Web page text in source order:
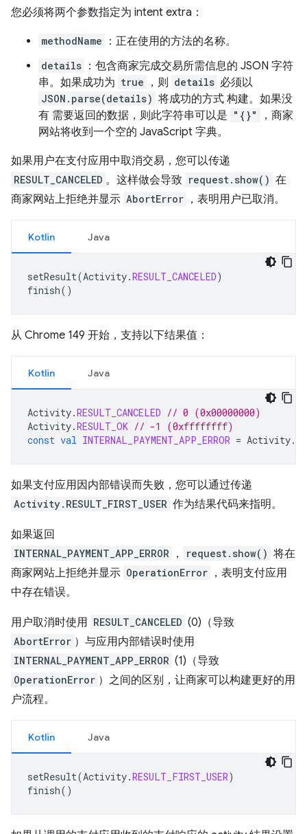
您必须将两个参数指定为 intent extra：
methodName ：正在使用的方法的名称。
details ：包含商家完成交易所需信息的 JSON 字符
串。如果成功为 true ，则 details 必须以
JSON.parse(details) 将成功的方式 构建。如果没
有 需要返回的数据，则此字符串可以是 "{}"
，商家
网站将收到一个空的 JavaScript 字典。
如果用户在支付应用中取消交易，您可以传递
RESULT_CANCELED 。这样做会导致 request.show() 在
商家网站上拒绝并显示 AbortError ，表明用户已取消。
Kotlin Java
setResult(Activity.RESULT_CANCELED)
finish()
从 Chrome 149 开始，支持以下结果值：
Kotlin Java
Activity.RESULT_CANCELED // 0 (0x00000000)
Activity.RESULT_OK // -1 (0xffffffff)
const val INTERNAL_PAYMENT_APP_ERROR = Activity.
如果支付应用因内部错误而失败，您可以通过传递
Activity.RESULT_FIRST_USER 作为结果代码来指明。
如果返回
INTERNAL_PAYMENT_APP_ERROR ， request.show() 将在
商家网站上拒绝并显示 OperationError ，表明支付应用
中存在错误。
用户取消时使用 RESULT_CANCELED (0)（导致
AbortError ）与应用内部错误时使用
INTERNAL_PAYMENT_APP_ERROR (1)（导致
OperationError ）之间的区别，让商家可以构建更好的用
户流程。
Kotlin Java
setResult(Activity.RESULT_FIRST_USER)
finish()